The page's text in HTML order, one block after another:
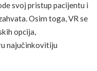
svoj pristup pacijentu i
Osim toga, VR se
opcija,
najučinkovitiju